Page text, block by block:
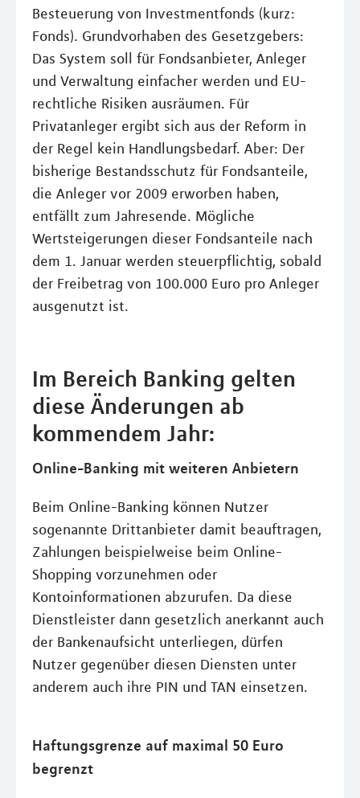
Besteuerung von Investmentfonds (kurz:
Fonds). Grundvorhaben des Gesetzgebers:
Das System soll für Fondsanbieter, Anleger
und Verwaltung einfacher werden und EU-
rechtliche Risiken ausräumen. Für
Privatanleger ergibt sich aus der Reform in
der Regel kein Handlungsbedarf. Aber: Der
bisherige Bestandsschutz für Fondsanteile,
die Anleger vor 2009 erworben haben,
entfällt zum Jahresende. Mögliche
Wertsteigerungen dieser Fondsanteile nach
dem 1. Januar werden steuerpflichtig, sobald
der Freibetrag von 100.000 Euro pro Anleger
ausgenutzt ist.
Im Bereich Banking gelten
diese Änderungen ab
kommendem Jahr:
Online-Banking mit weiteren Anbietern
Beim Online-Banking können Nutzer
sogenannte Drittanbieter damit beauftragen,
Zahlungen beispielweise beim Online-
Shopping vorzunehmen oder
Kontoinformationen abzurufen. Da diese
Dienstleister dann gesetzlich anerkannt auch
der Bankenaufsicht unterliegen, dürfen
Nutzer gegenüber diesen Diensten unter
anderem auch ihre PIN und TAN einsetzen.
Haftungsgrenze auf maximal 50 Euro
begrenzt